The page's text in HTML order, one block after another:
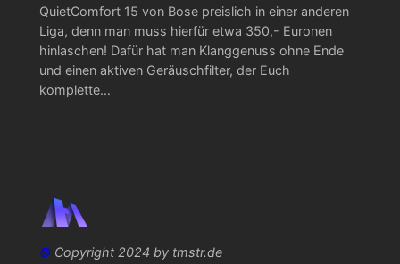
QuietComfort 15 von Bose preislich in einer anderen
Liga, denn man muss hierfür etwa 350,- Euronen
hinlaschen! Dafür hat man Klanggenuss ohne Ende
und einen aktiven Geräuschfilter, der Euch
komplette…
©Copyright 2024 by tmstr.de